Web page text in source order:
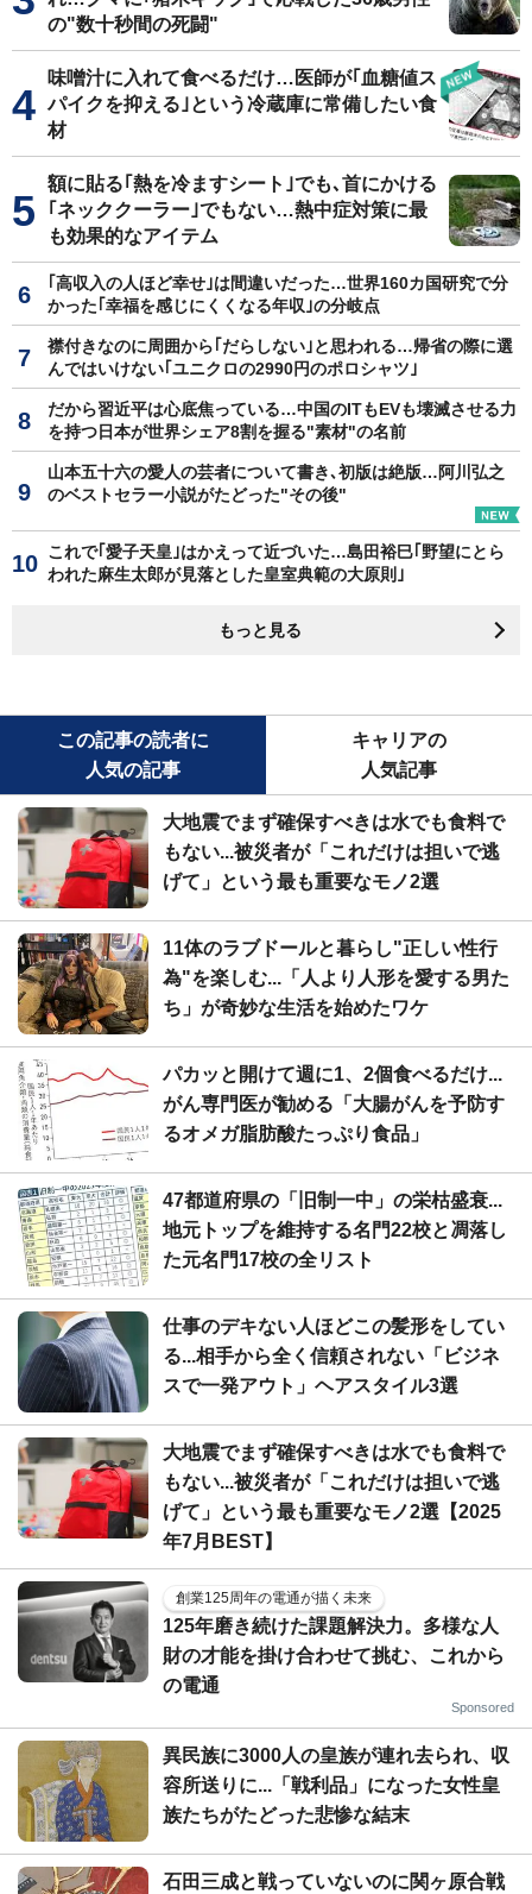
の"数十秒間の死闘"
味噌汁に入れて食べるだけ…医師が｢血糖値ス
パイクを抑える｣という冷蔵庫に常備したい食
材
額に貼る｢熱を冷ますシート｣でも､首にかける
｢ネッククーラー｣でもない…熱中症対策に最
も効果的なアイテム
｢高収入の人ほど幸せ｣は間違いだった…世界160カ国研究で分
かった｢幸福を感じにくくなる年収｣の分岐点
襟付きなのに周囲から｢だらしない｣と思われる…帰省の際に選
んではいけない｢ユニクロの2990円のポロシャツ｣
だから習近平は心底焦っている…中国のITもEVも壊滅させる力
を持つ日本が世界シェア8割を握る"素材"の名前
山本五十六の愛人の芸者について書き､初版は絶版…阿川弘之
のベストセラー小説がたどった"その後"
これで｢愛子天皇｣はかえって近づいた…島田裕巳｢野望にとら
われた麻生太郎が見落とした皇室典範の大原則｣
もっと見る
この記事の読者に
人気の記事
キャリアの
人気記事
大地震でまず確保すべきは水でも食料で
もない...被災者が「これだけは担いで逃
げて」という最も重要なモノ2選
11体のラブドールと暮らし"正しい性行
為"を楽しむ...「人より人形を愛する男た
ち」が奇妙な生活を始めたワケ
パカッと開けて週に1、2個食べるだけ...
がん専門医が勧める「大腸がんを予防す
るオメガ脂肪酸たっぷり食品」
47都道府県の「旧制一中」の栄枯盛衰...
地元トップを維持する名門22校と凋落し
た元名門17校の全リスト
仕事のデキない人ほどこの髪形をしてい
る...相手から全く信頼されない「ビジネ
スで一発アウト」ヘアスタイル3選
大地震でまず確保すべきは水でも食料で
もない...被災者が「これだけは担いで逃
げて」という最も重要なモノ2選【2025
年7月BEST】
創業125周年の電通が描く未来
125年磨き続けた課題解決力。多様な人
財の才能を掛け合わせて挑む、これから
の電通
Sponsored
異民族に3000人の皇族が連れ去られ、収
容所送りに...「戦利品」になった女性皇
族たちがたどった悲惨な結末
石田三成と戦っていないのに関ヶ原合戦